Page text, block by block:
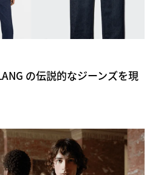
の伝説的なジーンズを現